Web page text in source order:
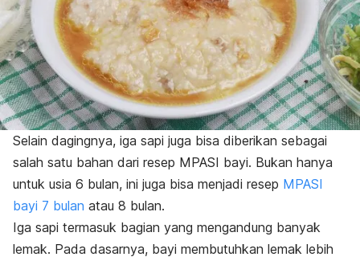
Selain dagingnya, iga sapi juga bisa diberikan sebagai
salah satu bahan dari resep MPASI bayi. Bukan hanya
untuk usia 6 bulan, ini juga bisa menjadi resep MPASI
bayi 7 bulan atau 8 bulan.
Iga sapi termasuk bagian yang mengandung banyak
lemak. Pada dasarnya, bayi membutuhkan lemak lebih